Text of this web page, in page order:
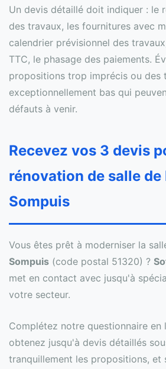
Un devis détaillé doit indiquer : le
des travaux, les fournitures avec
calendrier prévisionnel des
TTC, le phasage des paiements.
propositions trop imprécis ou des
exceptionnellement bas qui
défauts à venir.
Recevez vos 3 devis
rénovation de salle de
Sompuis
Vous êtes prêt à moderniser la
Sompuis (code postal 51320) ?
met en contact avec jusqu'à
votre secteur.
Complétez notre questionnaire en
obtenez jusqu'à devis détaillés
tranquillement les propositions, et